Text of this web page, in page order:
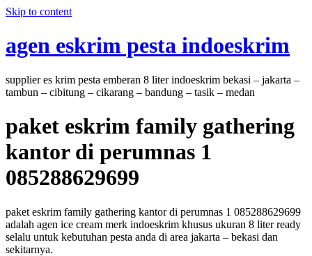
Skip to content
agen eskrim pesta indoeskrim
supplier es krim pesta emberan 8 liter indoeskrim bekasi – jakarta –
tambun – cibitung – cikarang – bandung – tasik – medan
paket eskrim family gathering
kantor di perumnas 1
085288629699
paket eskrim family gathering kantor di perumnas 1 085288629699
adalah agen ice cream merk indoeskrim khusus ukuran 8 liter ready
selalu untuk kebutuhan pesta anda di area jakarta – bekasi dan
sekitarnya.